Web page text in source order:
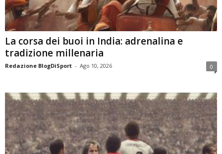
La corsa dei buoi in India: adrenalina e
tradizione millenaria
Redazione BlogDiSport - Ago 10, 2026 0